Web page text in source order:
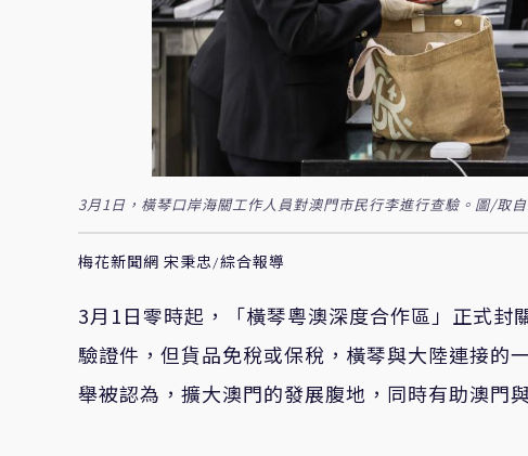
3月1日，橫琴口岸海關工作人員對澳門市民行李進行查驗。圖/取
梅花新聞網 宋秉忠/綜合報導
3月1日零時起，「橫琴粵澳深度合作區」正式
驗證件，但貨品免稅或保稅，橫琴與大陸連接的
舉被認為，擴大澳門的發展腹地，同時有助澳門